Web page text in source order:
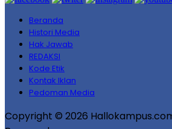
Beranda
Histori Media
Hak Jawab
REDAKSI
Kode Etik
Kontak Iklan
Pedoman Media
Copyright © 2026